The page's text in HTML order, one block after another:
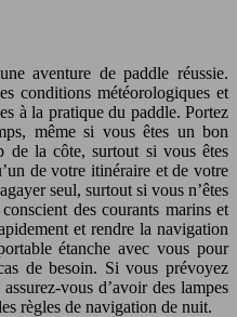
aventure de paddle réussie.
conditions météorologiques et
à la pratique du paddle. Portez
même si vous êtes un bon
de la côte, surtout si vous êtes
de votre itinéraire et de votre
seul, surtout si vous n’êtes
des courants marins et
et rendre la navigation
étanche avec vous pour
de besoin. Si vous prévoyez
vous d’avoir des lampes
règles de navigation de nuit.